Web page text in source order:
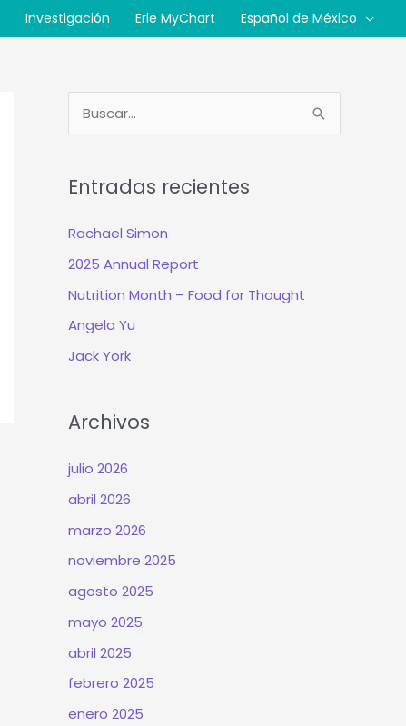
Investigación Erie MyChart Español de México
u
c
r
:
Entradas recientes
Rachael Simon
2025 Annual Report
Nutrition Month – Food for Thought
Angela Yu
Jack York
Archivos
julio 2026
abril 2026
marzo 2026
noviembre 2025
agosto 2025
mayo 2025
abril 2025
febrero 2025
enero 2025